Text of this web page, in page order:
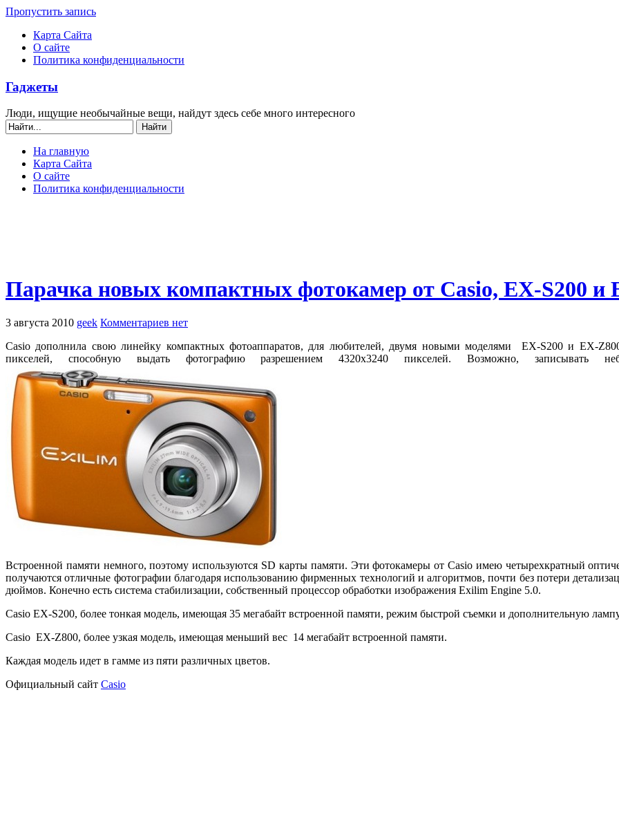
Пропустить запись
Карта Сайта
О сайте
Политика конфиденциальности
Гаджеты
Люди, ищущие необычайные вещи, найдут здесь себе много интересного
На главную
Карта Сайта
О сайте
Политика конфиденциальности
Парачка новых компактных фотокамер от Casio, EX-S200 и
3 августа 2010 geek Комментариев нет
Casio дополнила свою линейку компактных фотоаппаратов, для любителей, двумя новыми моделями EX-S200 и EX-
пикселей, способную выдать фотографию разрешением 4320х3240 пикселей. Возможно,
Встроенной памяти немного, поэтому используются SD карты памяти. Эти фотокамеры от Casio имею четырехкратный
получаются отличные фотографии благодаря использованию фирменных технологий и алгоритмов, почти без потери
дюймов. Конечно есть система стабилизации, собственный процессор обработки изображения Exilim Engine 5.0.
Casio EX-S200, более тонкая модель, имеющая 35 мегабайт встроенной памяти, режим быстрой съемки и дополнительную
Casio EX-Z800, более узкая модель, имеющая меньший вес 14 мегабайт встроенной памяти.
Каждая модель идет в гамме из пяти различных цветов.
Официальный сайт Casio